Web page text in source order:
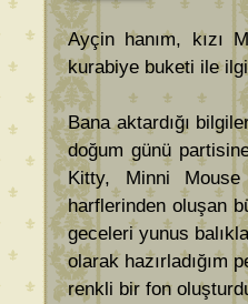
Ayçin hanım, kızı
kurabiye buketi ile
Bana aktardığı
doğum günü
Kitty, Minni
harflerinden oluşan
geceleri yunus
olarak hazırladığım
renkli bir fon